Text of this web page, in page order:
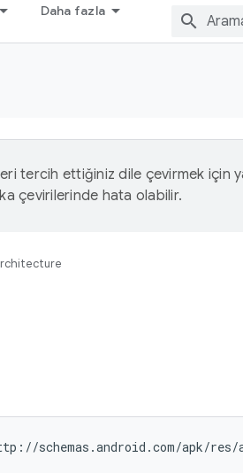
Daha fazla
tercih ettiğiniz dile çevirmek için
çevirilerinde hata olabilir.